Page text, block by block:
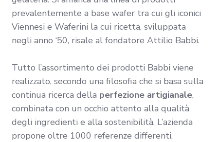
prevalentemente a base wafer tra cui gli iconici
Viennesi e Waferini la cui ricetta, sviluppata
negli anno ‘50, risale al fondatore Attilio Babbi.
Tutto l’assortimento dei prodotti Babbi viene
realizzato, secondo una filosofia che si basa sulla
continua ricerca della perfezione artigianale,
combinata con un occhio attento alla qualità
degli ingredienti e alla sostenibilità. L’azienda
propone oltre 1000 referenze differenti,